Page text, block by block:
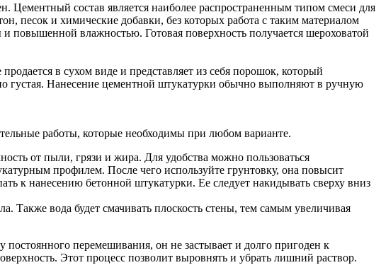
состав является наиболее распространенным типом смеси для
песок и химические добавки, без которых работа с таким материалом
и повышенной влажностью. Готовая поверхность получается шероховатой
в сухом виде и представляет из себя порошок, который
густая. Нанесение цементной штукатурки обычно выполняют в ручную
работы, которые необходимы при любом варианте.
от пыли, грязи и жира. Для удобства можно пользоваться
профилем. После чего используйте грунтовку, она повысит
к нанесению бетонной штукатурки. Ее следует накидывать сверху вниз
Также вода будет смачивать плоскость стены, тем самым увеличивая
перемешивания, он не застывает и долго пригоден к
Этот процесс позволит выровнять и убрать лишний раствор.